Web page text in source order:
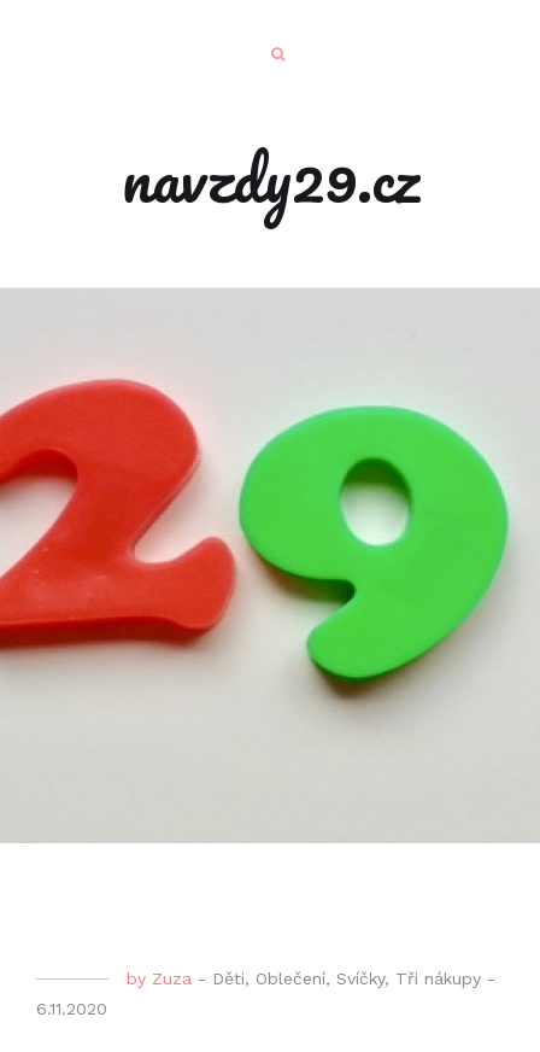
navzdy29.cz
by Zuza - Děti, Oblečení, Svíčky, Tři nákupy -
6.11.2020